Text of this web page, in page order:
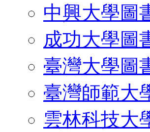
中興大學圖
成功大學圖
臺灣大學圖
臺灣師範大
雲林科技大